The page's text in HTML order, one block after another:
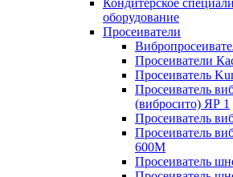
оборудование
Просеиватели
Просеиватели
Просеиватель
Просеиватель
(вибросито) ЯР 1
Просеиватель
Просеиватель
600М
Просеиватель